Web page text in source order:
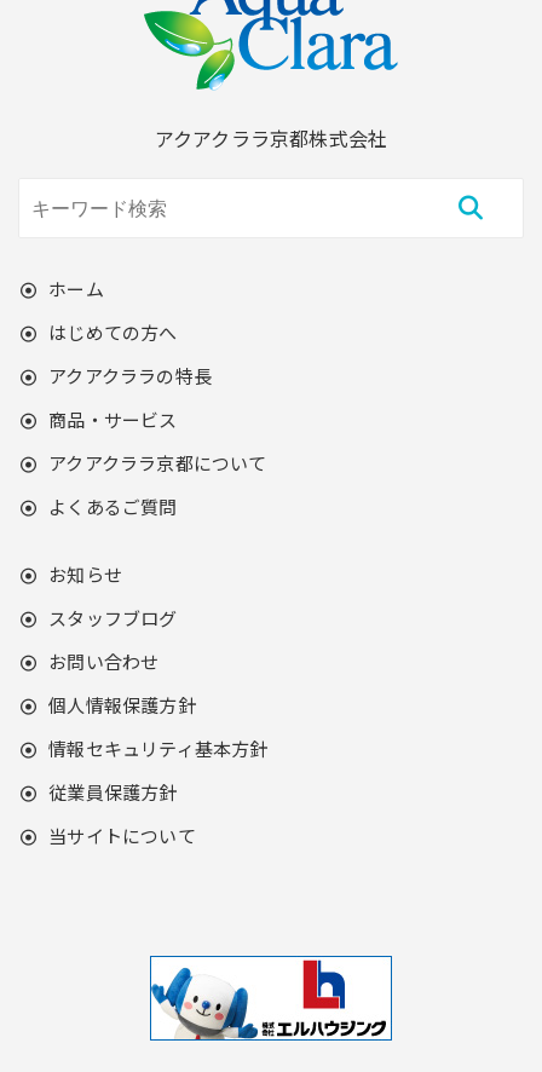
アクアクララ京都株式会社
ホーム
はじめての方へ
アクアクララの特長
商品・サービス
アクアクララ京都について
よくあるご質問
お知らせ
スタッフブログ
お問い合わせ
個人情報保護方針
情報セキュリティ基本方針
従業員保護方針
当サイトについて